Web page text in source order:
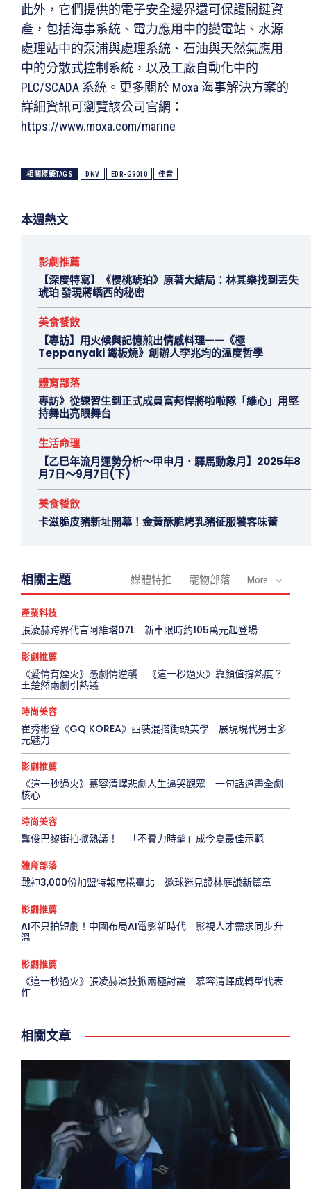
此外，它們提供的電子安全邊界還可保護關鍵資
產，包括海事系統、電力應用中的變電站、水源
處理站中的泵浦與處理系統、石油與天然氣應用
中的分散式控制系統，以及工廠自動化中的
PLC/SCADA 系統。更多關於 Moxa 海事解決方案的
詳細資訊可瀏覽該公司官網：
https://www.moxa.com/marine
相關標籤TAGS DNV EDR-G9010 佳音
本週熱文
影劇推薦
【深度特寫】《櫻桃琥珀》原著大結局：林其樂找到丟失
琥珀 發現蔣嶠西的秘密
美食餐飲
【專訪】用火候與記憶煎出情感料理——《極
Teppanyaki 鐵板燒》創辦人李兆均的溫度哲學
體育部落
專訪》從練習生到正式成員富邦悍將啦啦隊「維心」用堅
持舞出亮眼舞台
生活命理
【乙巳年流月運勢分析～甲申月．驛馬動象月】2025年8
月7日～9月7日(下)
美食餐飲
卡滋脆皮豬新址開幕！金黃酥脆烤乳豬征服饕客味蕾
相關主題 媒體特推 寵物部落 More
產業科技
張淩赫跨界代言阿維塔07L 新車限時約105萬元起登場
影劇推薦
《愛情有煙火》憑劇情逆襲 《這一秒過火》靠顏值撐熱度？
王楚然兩劇引熱議
時尚美容
崔秀彬登《GQ KOREA》西裝混搭街頭美學 展現現代男士多
元魅力
影劇推薦
《這一秒過火》慕容清嶧悲劇人生逼哭觀眾 一句話道盡全劇
核心
時尚美容
龔俊巴黎街拍掀熱議！ 「不費力時髦」成今夏最佳示範
體育部落
戰神3,000份加盟特報席捲臺北 邀球迷見證林庭謙新篇章
影劇推薦
AI不只拍短劇！中國布局AI電影新時代 影視人才需求同步升
溫
影劇推薦
《這一秒過火》張凌赫演技掀兩極討論 慕容清嶧成轉型代表
作
相關文章